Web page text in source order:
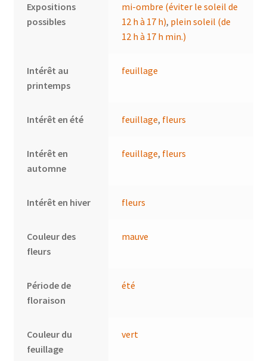
Expositions
possibles
mi-ombre (éviter le soleil de
12 h à 17 h), plein soleil (de
12 h à 17 h min.)
Intérêt au
printemps
feuillage
Intérêt en été feuillage, fleurs
Intérêt en
automne
feuillage, fleurs
Intérêt en hiver fleurs
Couleur des
fleurs
mauve
Période de
floraison
été
Couleur du
feuillage
vert